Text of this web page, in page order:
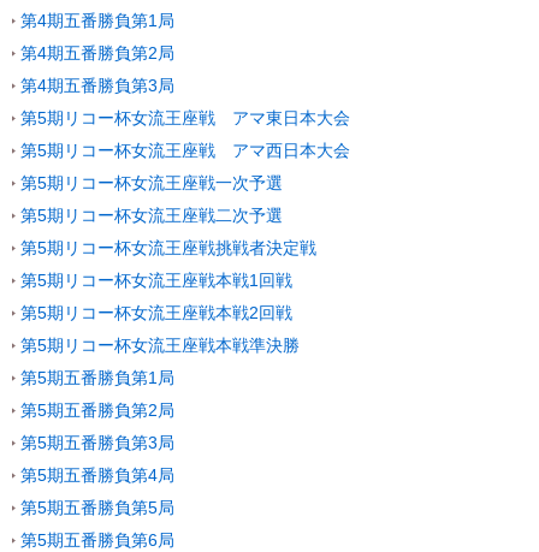
第4期五番勝負第1局
第4期五番勝負第2局
第4期五番勝負第3局
第5期リコー杯女流王座戦 アマ東日本大会
第5期リコー杯女流王座戦 アマ西日本大会
第5期リコー杯女流王座戦一次予選
第5期リコー杯女流王座戦二次予選
第5期リコー杯女流王座戦挑戦者決定戦
第5期リコー杯女流王座戦本戦1回戦
第5期リコー杯女流王座戦本戦2回戦
第5期リコー杯女流王座戦本戦準決勝
第5期五番勝負第1局
第5期五番勝負第2局
第5期五番勝負第3局
第5期五番勝負第4局
第5期五番勝負第5局
第5期五番勝負第6局